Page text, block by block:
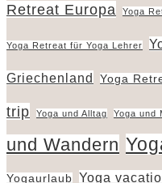
Retreat Europa
Yoga
Yoga Retreat für Yoga Lehrer
Griechenland Yoga
trip
Yoga und Alltag Yoga und
und Wandern
Yogaurlaub Yoga